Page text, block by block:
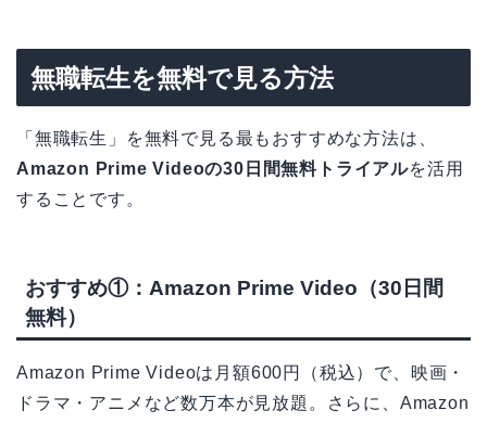
無職転生を無料で見る方法
「無職転生」を無料で見る最もおすすめな方法は、
Amazon Prime Videoの30日間無料トライアルを活用
することです。
おすすめ①：Amazon Prime Video（30日間
無料）
Amazon Prime Videoは月額600円（税込）で、映画・
ドラマ・アニメなど数万本が見放題。さらに、Amazon